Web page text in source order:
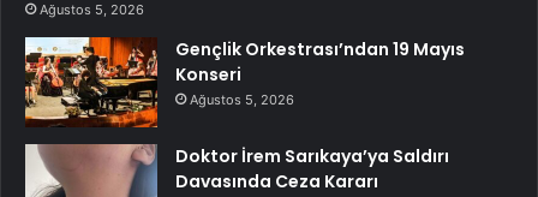
Ağustos 5, 2026
Gençlik Orkestrası’ndan 19 Mayıs
Konseri
Ağustos 5, 2026
Doktor İrem Sarıkaya’ya Saldırı
Davasında Ceza Kararı